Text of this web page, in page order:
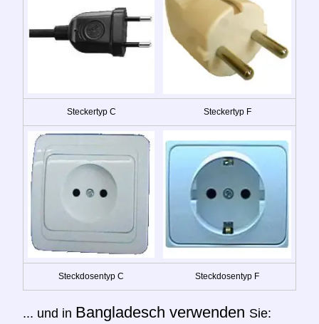
Steckertyp C Steckertyp F
Steckdosentyp C Steckdosentyp F
... und in Bangladesch verwenden Sie: